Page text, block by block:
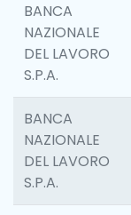
BANCA
NAZIONALE
DEL LAVORO
S.P.A.
BANCA
NAZIONALE
DEL LAVORO
S.P.A.